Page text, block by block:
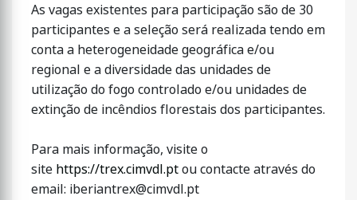
As vagas existentes para participação são de 30
participantes e a seleção será realizada tendo em
conta a heterogeneidade geográfica e/ou
regional e a diversidade das unidades de
utilização do fogo controlado e/ou unidades de
extinção de incêndios florestais dos participantes.
Para mais informação, visite o
site https://trex.cimvdl.ptou contacte através do
email: iberiantrex@cimvdl.pt